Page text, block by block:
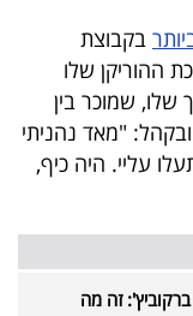
בקבוצת
ההוריקן שלו
שמוכר בין
"מאד נהניתי
עליי. היה כיף,
ברקוביץ': זה מה